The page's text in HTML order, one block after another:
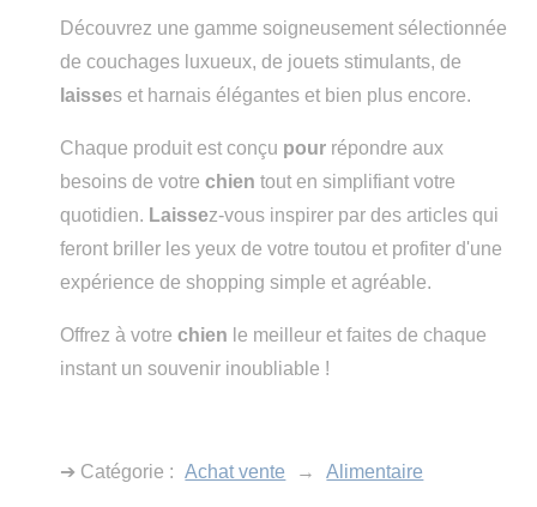
Découvrez une gamme soigneusement sélectionnée
de couchages luxueux, de jouets stimulants, de
laisses et harnais élégantes et bien plus encore.
Chaque produit est conçu pour répondre aux
besoins de votrechien tout en simplifiant votre
quotidien. Laissez-vous inspirer par des articles qui
feront briller les yeux de votre toutou et profiter d'une
expérience de shopping simple et agréable.
Offrez à votrechien le meilleur et faites de chaque
instant un souvenir inoubliable !
➔ Catégorie : Achat vente → Alimentaire